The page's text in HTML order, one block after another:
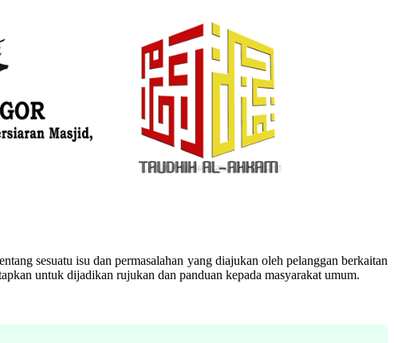
sesuatu isu dan permasalahan yang diajukan oleh pelanggan berkaitan
untuk dijadikan rujukan dan panduan kepada masyarakat umum.